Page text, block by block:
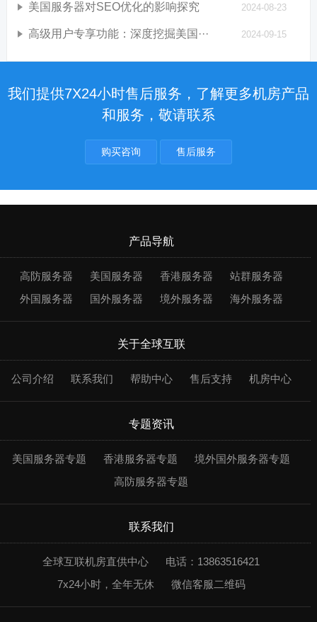
美国服务器对SEO优化的影响探究 2024-08-23
高级用户专享功能：深度挖掘美国··· 2024-09-15
我们提供7X24小时售后服务，了解更多机房产品
和服务，敬请联系
购买咨询 售后服务
产品导航
高防服务器 美国服务器 香港服务器
站群服务器
外国服务器
国外服务器 境外服务器 海外服务器
关于全球互联
公司介绍 联系我们 帮助中心 售后支持 机房中心
专题资讯
美国服务器专题 香港服务器专题
境外国外服务器专题
高防服务器专题
联系我们
全球互联机房直供中心
电话：13863516421
7x24小时，全年无休
微信客服二维码